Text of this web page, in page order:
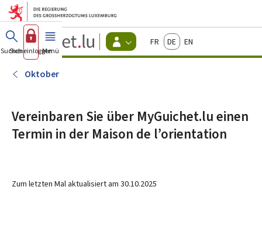
Zum Hauptmenü
Zum Inhalt
Guichet.lu
Changer
d'espace
FrançaisDeutschEnglish
Suchen
Sich einloggen
Menü Haupt-
Oktober
Vereinbaren Sie über MyGuichet.lu einen
Termin in der Maison de l’orientation
Zum letzten Mal aktualisiert am 30.10.2025